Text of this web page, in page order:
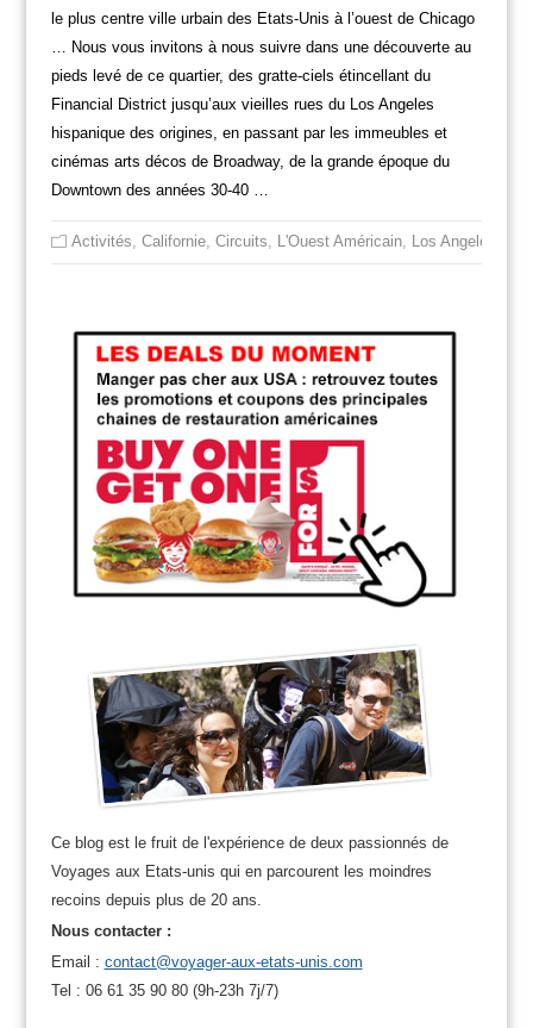
le plus centre ville urbain des Etats-Unis à l’ouest de Chicago
… Nous vous invitons à nous suivre dans une découverte au
pieds levé de ce quartier, des gratte-ciels étincellant du
Financial District jusqu’aux vieilles rues du Los Angeles
hispanique des origines, en passant par les immeubles et
cinémas arts décos de Broadway, de la grande époque du
Downtown des années 30-40 …
Activités Californie, Circuits L'Ouest Américain, Los Angeles
Ce blog est le fruit de l'expérience de deux passionnés de
Voyages aux Etats-unis qui en parcourent les moindres
recoins depuis plus de 20 ans.
Nous contacter :
Email : contact@voyager-aux-etats-unis.com
Tel : 06 61 35 90 80 (9h-23h 7j/7)